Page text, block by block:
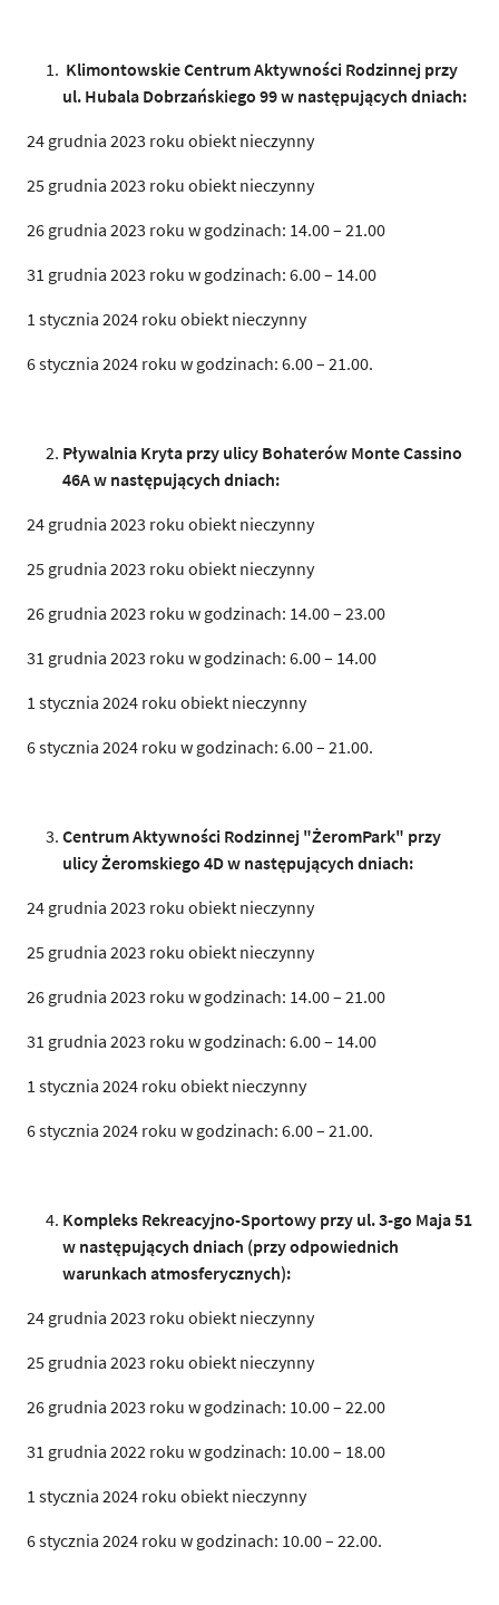
Klimontowskie Centrum Aktywności Rodzinnej przy
ul. Hubala Dobrzańskiego 99 w następujących dniach:
24 grudnia 2023 roku obiekt nieczynny
25 grudnia 2023 roku obiekt nieczynny
26 grudnia 2023 roku w godzinach: 14.00 – 21.00
31 grudnia 2023 roku w godzinach: 6.00 – 14.00
1 stycznia 2024 roku obiekt nieczynny
6 stycznia 2024 roku w godzinach: 6.00 – 21.00.
Pływalnia Kryta przy ulicy Bohaterów Monte Cassino
46A w następujących dniach:
24 grudnia 2023 roku obiekt nieczynny
25 grudnia 2023 roku obiekt nieczynny
26 grudnia 2023 roku w godzinach: 14.00 – 23.00
31 grudnia 2023 roku w godzinach: 6.00 – 14.00
1 stycznia 2024 roku obiekt nieczynny
6 stycznia 2024 roku w godzinach: 6.00 – 21.00.
Centrum Aktywności Rodzinnej "ŻeromPark" przy
ulicy Żeromskiego 4D w następujących dniach:
24 grudnia 2023 roku obiekt nieczynny
25 grudnia 2023 roku obiekt nieczynny
26 grudnia 2023 roku w godzinach: 14.00 – 21.00
31 grudnia 2023 roku w godzinach: 6.00 – 14.00
1 stycznia 2024 roku obiekt nieczynny
6 stycznia 2024 roku w godzinach: 6.00 – 21.00.
Kompleks Rekreacyjno-Sportowy przy ul. 3-go Maja 51
w następujących dniach (przy odpowiednich
warunkach atmosferycznych):
24 grudnia 2023 roku obiekt nieczynny
25 grudnia 2023 roku obiekt nieczynny
26 grudnia 2023 roku w godzinach: 10.00 – 22.00
31 grudnia 2022 roku w godzinach: 10.00 – 18.00
1 stycznia 2024 roku obiekt nieczynny
6 stycznia 2024 roku w godzinach: 10.00 – 22.00.